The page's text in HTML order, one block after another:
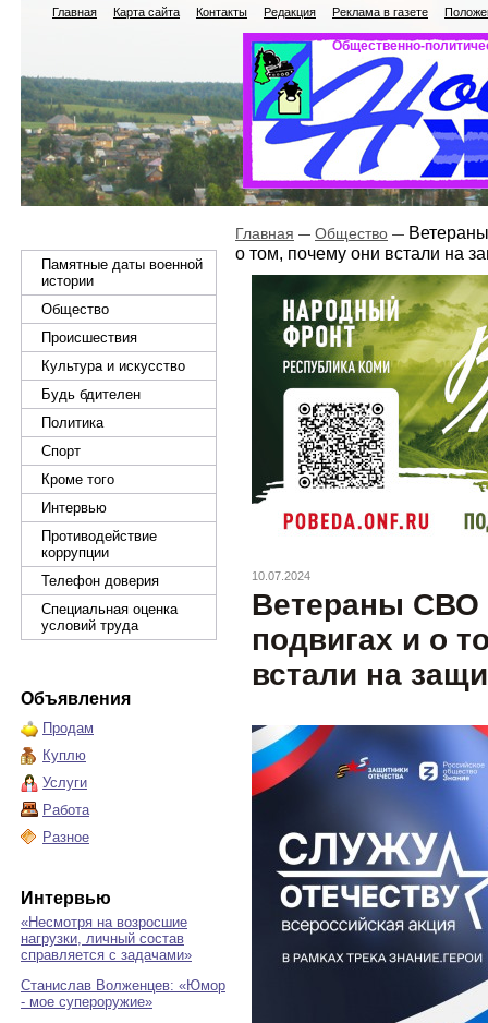
Главная Карта сайта Контакты Редакция Реклама в газете
Общественно-
Памятные даты военной
истории
Общество
Происшествия
Культура и искусство
Будь бдителен
Политика
Спорт
Кроме того
Интервью
Противодействие
коррупции
Телефон доверия
Специальная оценка
условий труда
Объявления
Продам
Куплю
Услуги
Работа
Разное
Интервью
«Несмотря на возросшие
нагрузки, личный состав
справляется с задачами»
Станислав Волженцев: «Юмор
- мое супероружие»
Главная Общество
о том, почему они встали на
10.07.2024
Ветераны СВО
подвигах и о
встали на